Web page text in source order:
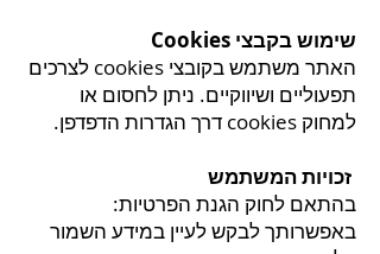
שימוש בקבצי Cookies
האתר משתמש בקובצי cookies לצרכים
תפעוליים ושיווקיים. ניתן לחסום או
למחוק cookies דרך הגדרות הדפדפן.
זכויות המשתמש
בהתאם לחוק הגנת הפרטיות:
באפשרותך לבקש לעיין במידע השמור